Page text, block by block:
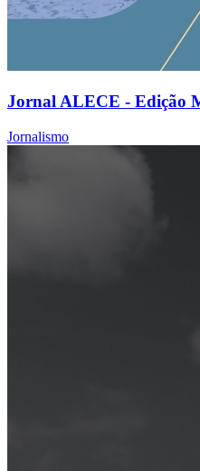
Jornal ALECE - Edição
Jornalismo